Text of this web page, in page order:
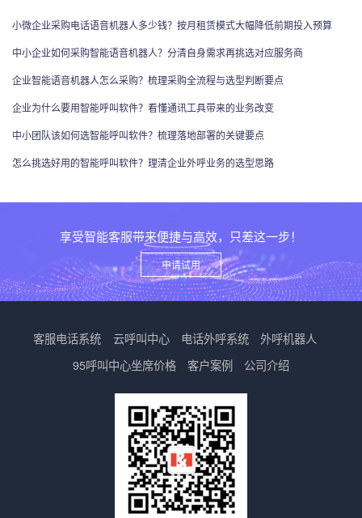
小微企业采购电话语音机器人多少钱？按月租赁模式大幅降低前期投入预算
中小企业如何采购智能语音机器人？分清自身需求再挑选对应服务商
企业智能语音机器人怎么采购？梳理采购全流程与选型判断要点
企业为什么要用智能呼叫软件？看懂通讯工具带来的业务改变
中小团队该如何选智能呼叫软件？梳理落地部署的关键要点
怎么挑选好用的智能呼叫软件？理清企业外呼业务的选型思路
享受智能客服带来便捷与高效，只差这一步！
申请试用
客服电话系统 云呼叫中心 电话外呼系统
外呼机器人
95呼叫中心坐席价格 客户案例 公司介绍